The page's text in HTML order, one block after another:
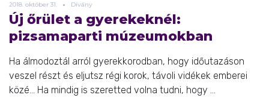
2018. október 31. Dívány
Új őrület a gyerekeknél:
pizsamaparti múzeumokban
Ha álmodoztál arról gyerekkorodban, hogy időutazáson
veszel részt és eljutsz régi korok, távoli vidékek emberei
közé... Ha mindig is szeretted volna tudni, hogy ...